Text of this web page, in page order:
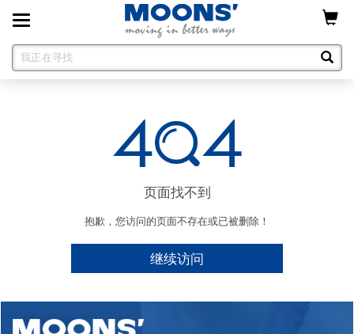
Toggle
navigation
页面找不到
抱歉，您访问的页面不存在或已被删除！
继续访问